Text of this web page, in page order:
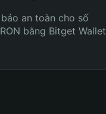
an toàn cho số
bằng Bitget Wallet